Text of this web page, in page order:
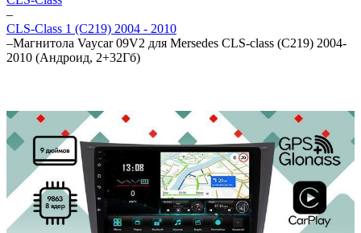
–
CLS-Class 1 (C219) 2004 - 2010
–Магнитола Vaycar 09V2 для Mersedes CLS-class (C219) 2004-
2010 (Андроид, 2+32Гб)